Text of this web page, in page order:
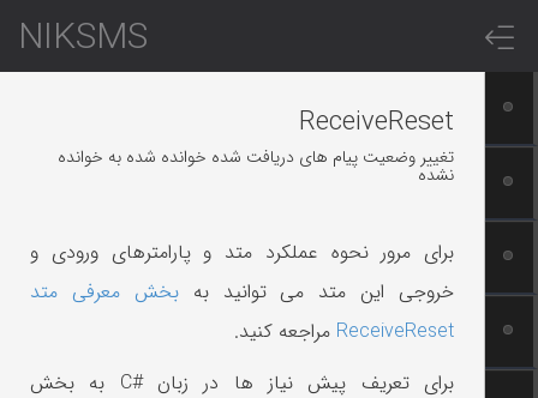
NIKSMS
ReceiveReset
تغییر وضعیت پیام های دریافت شده خوانده شده به خوانده
نشده
برای مرور نحوه عملکرد متد و پارامترهای ورودی و
خروجی این متد می توانید بهبخش معرفی متد
ReceiveReset مراجعه کنید.
برای تعریف پیش نیاز ها در زبان #C به بخش